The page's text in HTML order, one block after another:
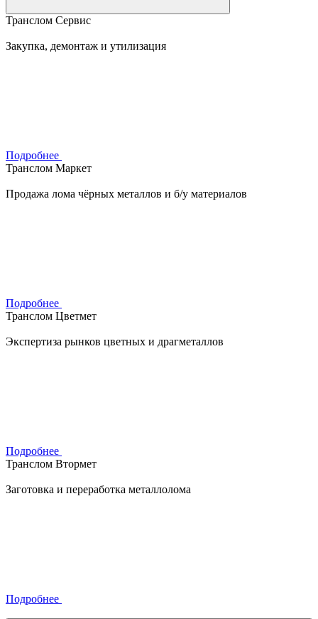
Транслом Сервис
Закупка, демонтаж и утилизация
Подробнее
Транслом Маркет
Продажа лома чёрных металлов и б/у материалов
Подробнее
Транслом Цветмет
Экспертиза рынков цветных и драгметаллов
Подробнее
Транслом Втормет
Заготовка и переработка металлолома
Подробнее